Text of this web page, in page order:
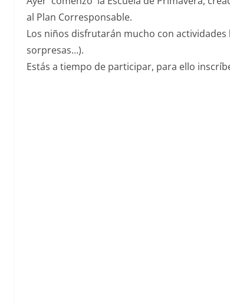
al Plan Corresponsable.
Los niños disfrutarán mucho con
sorpresas…).
Estás a tiempo de participar, para ello